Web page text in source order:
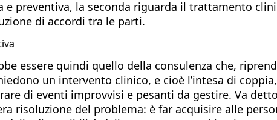
preventiva, la seconda riguarda il trattamento
di accordi tra le parti.
essere quindi quello della consulenza che,
un intervento clinico, e cioè l’intesa di
di eventi improvvisi e pesanti da gestire. Va
risoluzione del problema: è far acquisire alle